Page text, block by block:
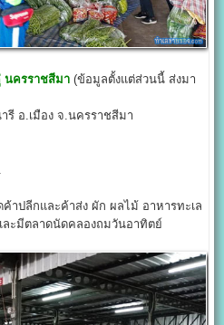
นครราชสีมา (ข้อมูลตั้งแต่ส่วนนี้ ส่งมา
รี อ.เมือง จ.นครราชสีมา
ค้าปลีกและค้าส่ง ผัก ผลไม้ อาหารทะเล
ะมีตลาดนัดคลองถมวันอาทิตย์